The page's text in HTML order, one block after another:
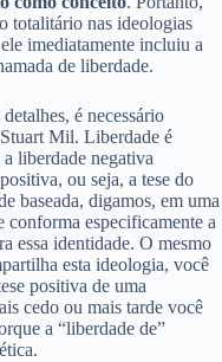
totalitário nas ideologias
imediatamente incluiu a
de liberdade.
é necessário
Mil. Liberdade é
liberdade negativa
ou seja, a tese do
baseada, digamos, em uma
conforma especificamente a
essa identidade. O mesmo
esta ideologia, você
positiva de uma
cedo ou mais tarde você
a “liberdade de”